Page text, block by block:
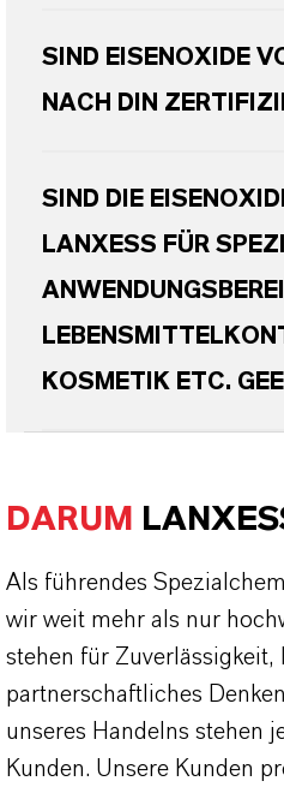
SIND EISENOXIDE
NACH DIN
SIND DIE
LANXESS FÜR
KOSMETIK ETC.
DARUM
Als führendes
wir weit mehr als nur
stehen für Zuverlässigkeit,
partnerschaftliches
unseres Handelns stehen
Kunden. Unsere Kunden